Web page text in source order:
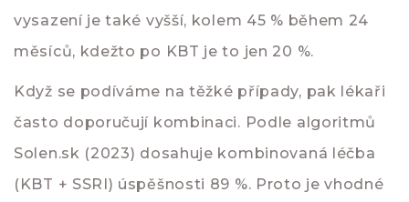
vysazení je také vyšší, kolem 45 % během 24
měsíců, kdežto po KBT je to jen 20 %.
Když se podíváme na těžké případy, pak lékaři
často doporučují kombinaci. Podle algoritmů
Solen.sk (2023) dosahuje kombinovaná léčba
(KBT + SSRI) úspěšnosti 89 %. Proto je vhodné